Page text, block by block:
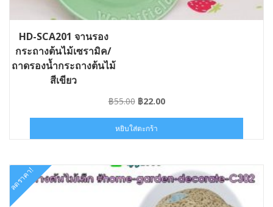
HD-SCA201 จานรอง
กระถางต้นไม้เซรามิค/
ถาดรองน้ำกระถางต้นไม้
สีเขียว
฿55.00 Original
was:
฿55.00.
฿22.00Current
฿22.00.
หยิบใส่ตะกร้า
ลดราคา!